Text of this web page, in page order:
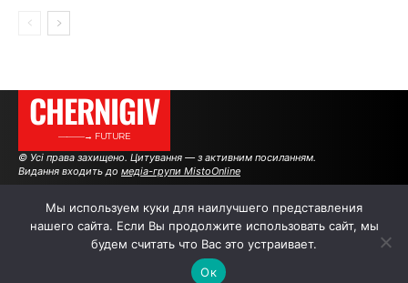
CHERNIGIV
———→ FUTURE
© Усі права захищено. Цитування — з активним посиланням.
Видання входить до медіа-групи MistoOnline
АВТОРИ РЕКЛАМА НА САЙТІ
Мы используем куки для наилучшего представления
нашего сайта. Если Вы продолжите использовать сайт, мы
будем считать что Вас это устраивает.
Ок